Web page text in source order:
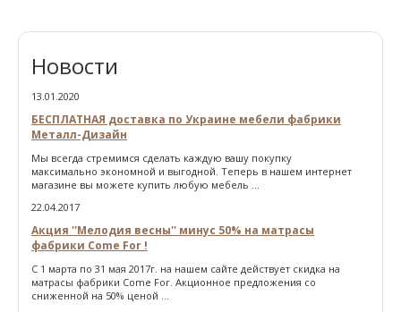
Новости
13.01.2020
БЕСПЛАТНАЯ доставка по Украине мебели фабрики
Металл-Дизайн
Мы всегда стремимся сделать каждую вашу покупку
максимально экономной и выгодной. Теперь в нашем интернет
магазине вы можете купить любую мебель ...
22.04.2017
Акция ''Мелодия весны'' минус 50% на матрасы
фабрики Come For !
С 1 марта по 31 мая 2017г. на нашем сайте действует скидка на
матрасы фабрики Come For. Акционное предложения со
сниженной на 50% ценой ...